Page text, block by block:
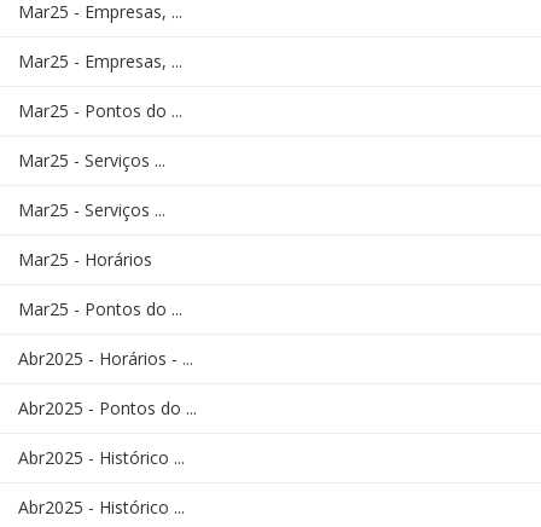
Mar25 - Empresas, ...
Mar25 - Empresas, ...
Mar25 - Pontos do ...
Mar25 - Serviços ...
Mar25 - Serviços ...
Mar25 - Horários
Mar25 - Pontos do ...
Abr2025 - Horários - ...
Abr2025 - Pontos do ...
Abr2025 - Histórico ...
Abr2025 - Histórico ...